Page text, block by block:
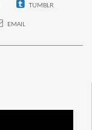
TUMBLR
EMAIL